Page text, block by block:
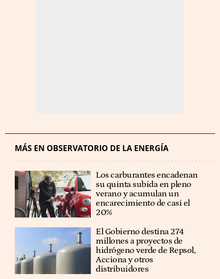
MÁS EN OBSERVATORIO DE LA ENERGÍA
Los carburantes encadenan
su quinta subida en pleno
verano y acumulan un
encarecimiento de casi el
20%
El Gobierno destina 274
millones a proyectos de
hidrógeno verde de Repsol,
Acciona y otros
distribuidores